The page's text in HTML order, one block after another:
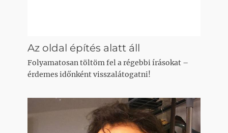
Az oldal építés alatt áll
Folyamatosan töltöm fel a régebbi írásokat –
érdemes időnként visszalátogatni!